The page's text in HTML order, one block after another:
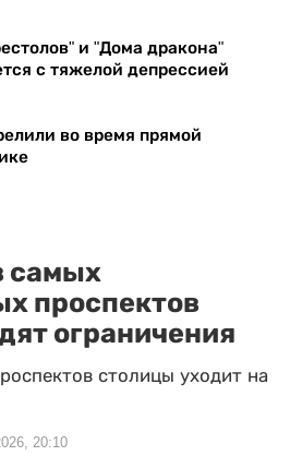
и "Дома дракона"
с тяжелой депрессией
во время прямой
самых
проспектов
ограничения
столицы уходит на
20:10